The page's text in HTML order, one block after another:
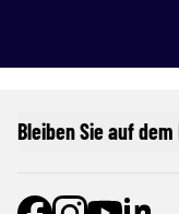
Bleiben Sie auf